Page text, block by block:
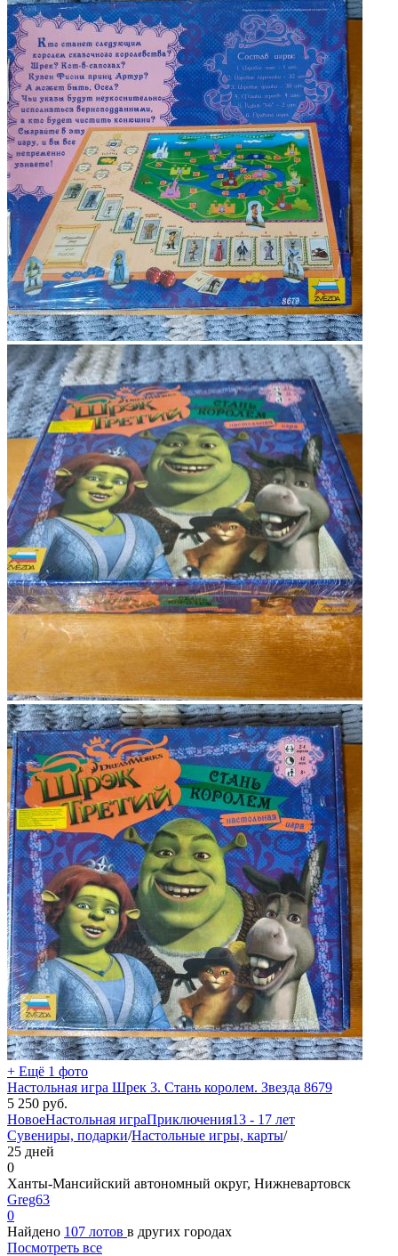
+ Ещё 1 фото
Настольная игра Шрек 3. Стань королем. Звезда 8679
5 250 руб.
НовоеНастольная играПриключения13 - 17 лет
Сувениры, подарки/Настольные игры, карты/
25 дней
0
Ханты-Мансийский автономный округ, Нижневартовск
Greg63
0
Найдено 107 лотов в других городах
Посмотреть все